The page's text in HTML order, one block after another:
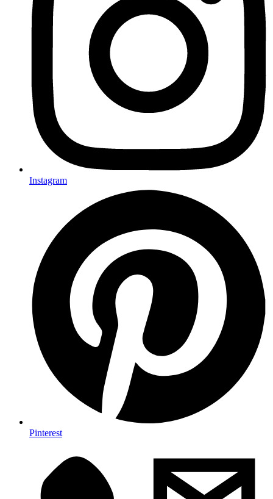
Instagram
Pinterest